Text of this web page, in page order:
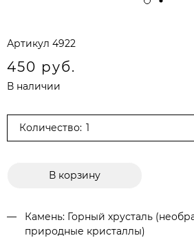
Артикул 4922
450 руб.
В наличии
Количество:
В корзину
Камень: Горный хрусталь
природные кристаллы)